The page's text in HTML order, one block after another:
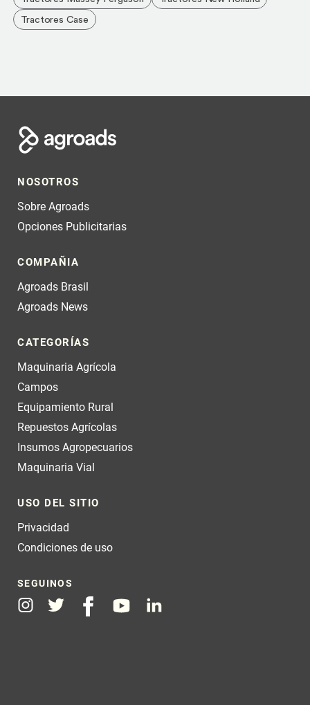
Tractores Case
NOSOTROS
Sobre Agroads
Opciones Publicitarias
COMPAÑIA
Agroads Brasil
Agroads News
CATEGORÍAS
Maquinaria Agrícola
Campos
Equipamiento Rural
Repuestos Agrícolas
Insumos Agropecuarios
Maquinaria Vial
USO DEL SITIO
Privacidad
Condiciones de uso
SEGUINOS
InstagramTwitter FacebookYoutubeLinkedin